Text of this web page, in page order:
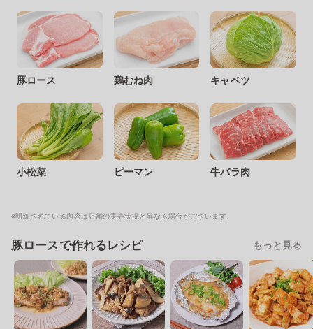
豚ロース 鶏むね肉 キャベツ
小松菜 ピーマン 牛バラ肉
※明細されている内容は店舗の実売状況と異なる場合がございます。
豚ロースで作れるレシピ もっと見る